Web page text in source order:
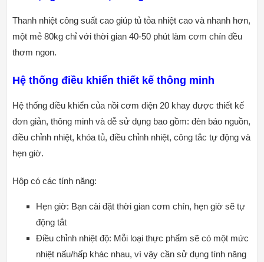
Thanh nhiệt công suất cao giúp tủ tỏa nhiệt cao và nhanh hơn,
một mẻ 80kg chỉ với thời gian 40-50 phút làm cơm chín đều
thơm ngon.
Hệ thống điều khiển thiết kế thông minh
Hệ thống điều khiển của nồi cơm điện 20 khay được thiết kế
đơn giản, thông minh và dễ sử dụng bao gồm: đèn báo nguồn,
điều chỉnh nhiệt, khóa tủ, điều chỉnh nhiệt, công tắc tự động và
hẹn giờ.
Hộp có các tính năng:
Hẹn giờ: Bạn cài đặt thời gian cơm chín, hẹn giờ sẽ tự
động tắt
Điều chỉnh nhiệt độ: Mỗi loại thực phẩm sẽ có một mức
nhiệt nấu/hấp khác nhau, vì vậy cần sử dụng tính năng